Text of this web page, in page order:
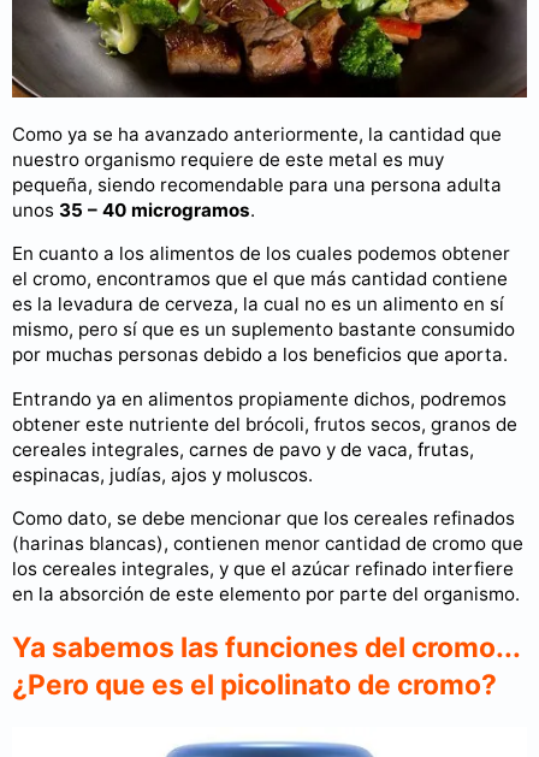
Como ya se ha avanzado anteriormente, la cantidad que
nuestro organismo requiere de este metal es muy
pequeña, siendo recomendable para una persona adulta
unos 35 – 40 microgramos.
En cuanto a los alimentos de los cuales podemos obtener
el cromo, encontramos que el que más cantidad contiene
es la levadura de cerveza, la cual no es un alimento en sí
mismo, pero sí que es un suplemento bastante consumido
por muchas personas debido a los beneficios que aporta.
Entrando ya en alimentos propiamente dichos, podremos
obtener este nutriente del brócoli, frutos secos, granos de
cereales integrales, carnes de pavo y de vaca, frutas,
espinacas, judías, ajos y moluscos.
Como dato, se debe mencionar que los cereales refinados
(harinas blancas), contienen menor cantidad de cromo que
los cereales integrales, y que el azúcar refinado interfiere
en la absorción de este elemento por parte del organismo.
Ya sabemos las funciones del cromo...
¿Pero que es el picolinato de cromo?